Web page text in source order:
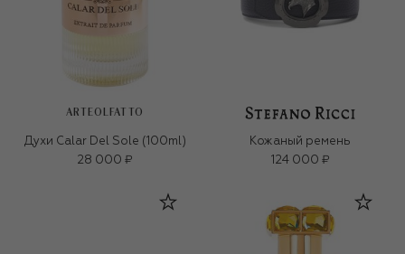
ARTEOLFATTO
Духи Calar Del Sole (100ml)
28 000 ₽
Кожаный ремень
124 000 ₽